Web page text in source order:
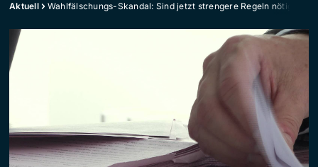
Aktuell Wahlfälschungs-Skandal: Sind jetzt strengere Regeln nötig?